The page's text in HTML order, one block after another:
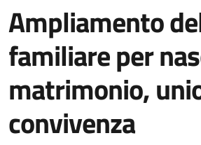
Ampliamento
familiare per
matrimonio,
convivenza